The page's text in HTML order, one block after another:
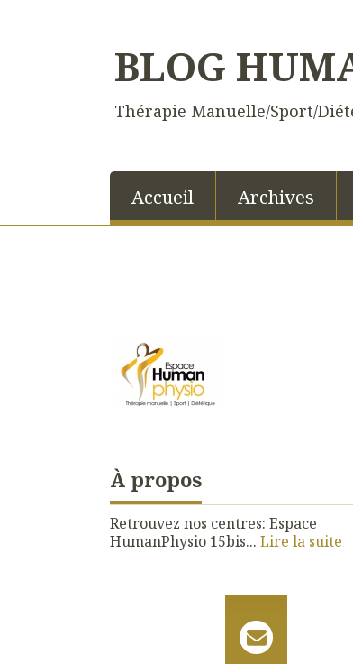
BLOG
Thérapie Manuelle/Sport/
Accueil Archives
À propos
Retrouvez nos centres: Espace
HumanPhysio 15bis... Lire la suite